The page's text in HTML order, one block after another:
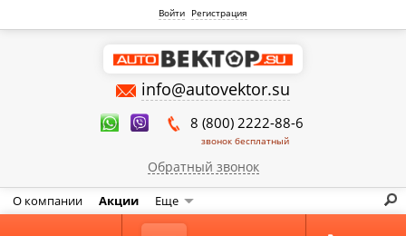
Войти Регистрация
info@autovektor.su
8 (800) 2222-88-6
звонок бесплатный
Обратный звонок
О компании Акции Еще